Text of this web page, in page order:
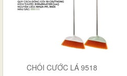
CHỔI CƯỚC LÁ 9518